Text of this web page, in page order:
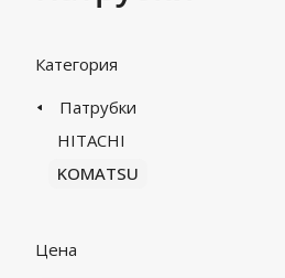
Категория
Патрубки
HITACHI
KOMATSU
Цена